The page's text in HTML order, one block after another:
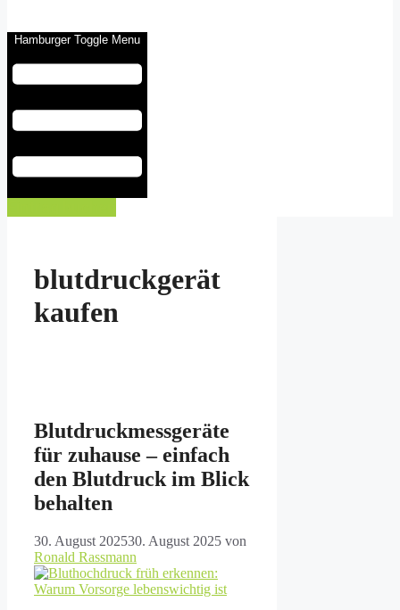
Hamburger Toggle Menu
blutdruckgerät
kaufen
Blutdruckmessgeräte
für zuhause – einfach
den Blutdruck im Blick
behalten
30. August 202530. August 2025 von
Ronald Rassmann